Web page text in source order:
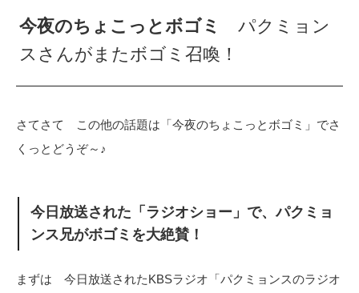
今夜のちょこっとボゴミパクミョン
スさんがまたボゴミ召喚！
さてさて この他の話題は「今夜のちょこっとボゴミ」でさ
くっとどうぞ～♪
今日放送された「ラジオショー」で、パクミョ
ンス兄がボゴミを大絶賛！
まずは 今日放送されたKBSラジオ「パクミョンスのラジオ